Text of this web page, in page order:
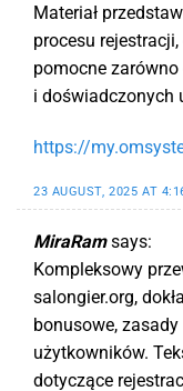
Materiał
procesu
pomocne
i doświadczonych
https://
23 AUGUST, 2025 AT
MiraRam says:
Kompleksowy
salongier.org,
bonusowe,
użytkowników.
dotyczące